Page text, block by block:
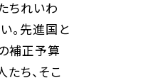
ちれいわ
。先進国と
補正予算
ち、そこ